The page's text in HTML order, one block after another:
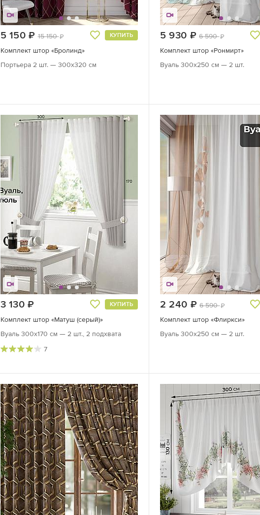
5 150 руб.
15 150 КУПИТЬ
Комплект штор «Бролинд»
Портьера 2 шт. — 300х320 см
5 930 руб.
6 590
Комплект штор «Ронмирт»
Вуаль 300х250 см — 2 шт.
3 130 КУПИТЬ
Комплект штор «Матуш (серый)»
Вуаль 300х170 см — 2 шт., 2 подхвата
7
2 240 руб.
6 590
Комплект штор «Флиркси»
Вуаль 300х250 см — 2 шт.